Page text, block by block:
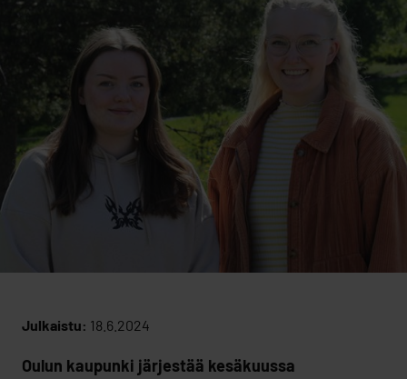
Julkaistu: 18.6.2024
Oulun kaupunki järjestää kesäkuussa